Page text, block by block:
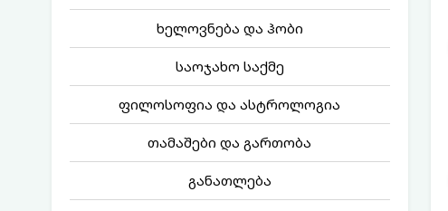
ხელოვნება და ჰობი
საოჯახო საქმე
ფილოსოფია და ასტროლოგია
თამაშები და გართობა
განათლება